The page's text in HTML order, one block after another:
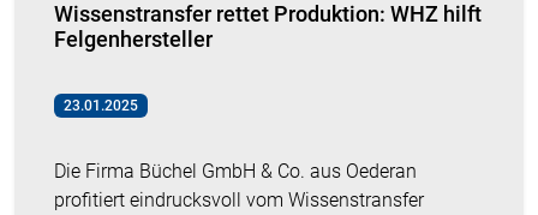
Wissenstransfer rettet Produktion: WHZ hilft
Felgenhersteller
23.01.2025
Die Firma Büchel GmbH & Co. aus Oederan
profitiert eindrucksvoll vom Wissenstransfer